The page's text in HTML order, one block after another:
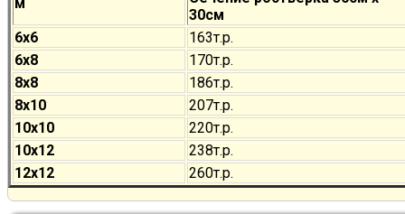
30см
6х6
163т.р.
6х8
170т.р.
8х8
186т.р.
8х10
207т.р.
10х10
220т.р.
10х12
238т.р.
12х12
260т.р.